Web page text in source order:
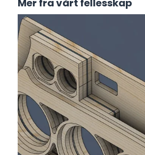
Mer fra vårt fellesskap